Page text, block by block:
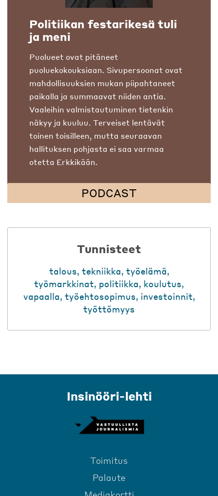
Politiikan festarikesä tuli
ja meni
Puolueet ovat pitäneet
puoluekokouksiaan. Sivupersoonat ovat
mahdollisuuksien mukan piipahtaneet
paikalla ja summaavat niiden antia.
Vaaleihin valmistautuminen tietenkin
näkyy ja kuuluu. Terveiset lentävät
toinen toisilleen, mutta seuraavan
hallituksen pohjasta ei saa varmaa
otetta Erkkikään.
PODCAST
Tunnisteet
talous, tekniikka, työelämä,
työmarkkinat, politiikka, koulutus,
vapaalla, työehtosopimus, investoinnit,
työttömyys
Insinööri-lehti
Toimitus
Palaute